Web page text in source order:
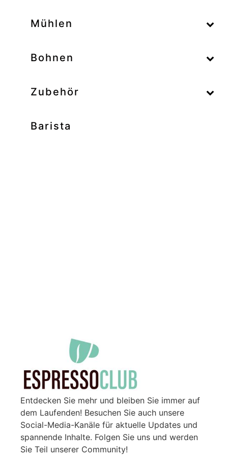
Mühlen
–
Bohnen
–
Zubehör
Barista
Entdecken Sie mehr und bleiben Sie immer auf
dem Laufenden! Besuchen Sie auch unsere
Social-Media-Kanäle für aktuelle Updates und
spannende Inhalte. Folgen Sie uns und werden
Sie Teil unserer Community!